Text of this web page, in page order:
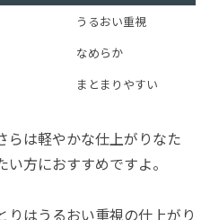
うるおい重視
なめらか
まとまりやすい
は軽やかな仕上がりなた
方におすすめですよ。
はうるおい重視の仕上がり